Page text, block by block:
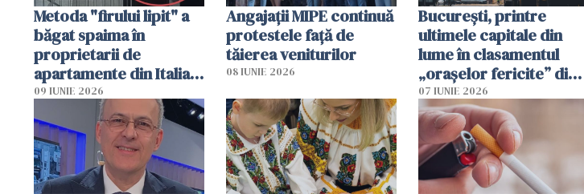
Metoda "firului lipit" a
băgat spaima în
proprietarii de
apartamente din Italia.
Poliția, sesizată
09 IUNIE 2026
Angajaţii MIPE continuă
protestele faţă de
tăierea veniturilor
08 IUNIE 2026
București, printre
ultimele capitale din
lume în clasamentul
„orașelor fericite” din
2026
07 IUNIE 2026